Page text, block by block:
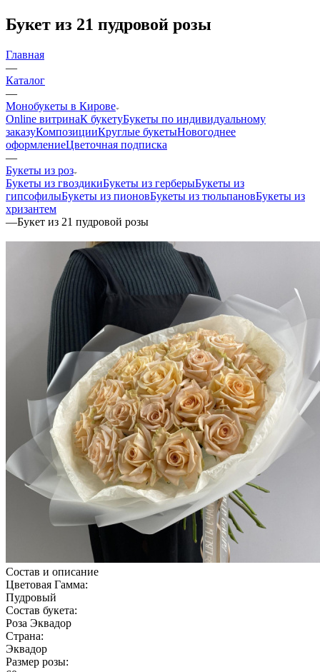
Букет из 21 пудровой розы
Главная
—
Каталог
—
Монобукеты в Кирове
Online витринаК букетуБукеты по индивидуальному
заказуКомпозицииКруглые букетыНовогоднее
оформлениеЦветочная подписка
—
Букеты из роз
Букеты из гвоздикиБукеты из герберыБукеты из
гипсофилыБукеты из пионовБукеты из тюльпановБукеты из
хризантем
—Букет из 21 пудровой розы
Состав и описание
Цветовая Гамма:
Пудровый
Состав букета:
Роза Эквадор
Страна:
Эквадор
Размер розы: